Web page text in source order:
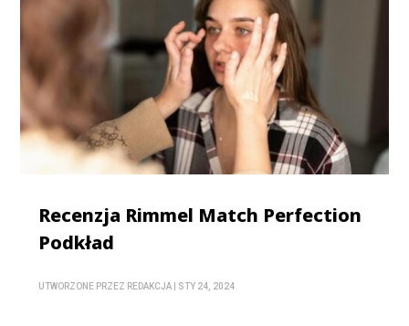
Recenzja Rimmel Match Perfection
Podkład
UTWORZONE PRZEZ REDAKCJA STY 24, 2024